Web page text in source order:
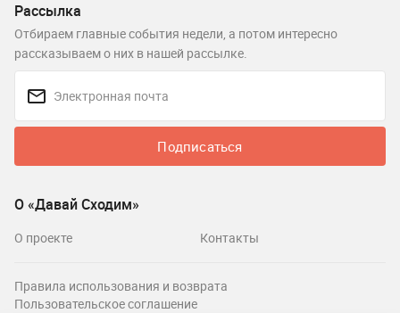
Рассылка
Отбираем главные события недели, а потом интересно
рассказываем о них в нашей рассылке.
Подписаться
О «Давай Сходим»
О проекте Контакты
Правила использования и возврата
Пользовательское соглашение